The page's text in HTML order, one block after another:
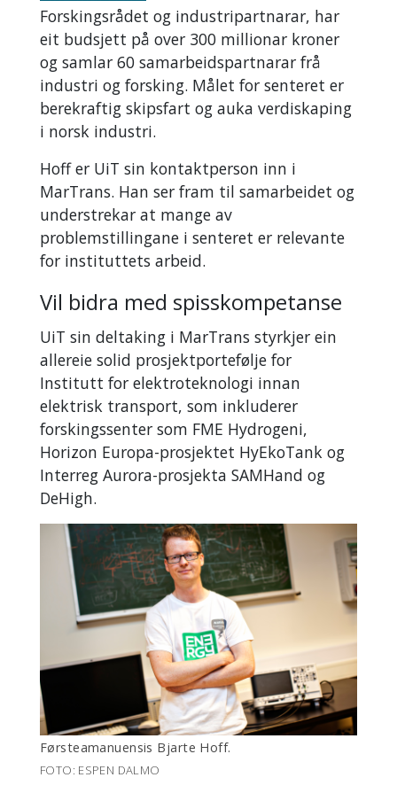
Forskingsrådet og industripartnarar, har
eit budsjett på over 300 millionar kroner
og samlar 60 samarbeidspartnarar frå
industri og forsking. Målet for senteret er
berekraftig skipsfart og auka verdiskaping
i norsk industri.
Hoff er UiT sin kontaktperson inn i
MarTrans. Han ser fram til samarbeidet og
understrekar at mange av
problemstillingane i senteret er relevante
for instituttets arbeid.
Vil bidra med spisskompetanse
UiT sin deltaking i MarTrans styrkjer ein
allereie solid prosjektportefølje for
Institutt for elektroteknologi innan
elektrisk transport, som inkluderer
forskingssenter som FME Hydrogeni,
Horizon Europa-prosjektet HyEkoTank og
Interreg Aurora-prosjekta SAMHand og
DeHigh.
Førsteamanuensis Bjarte Hoff.
FOTO: ESPEN DALMO